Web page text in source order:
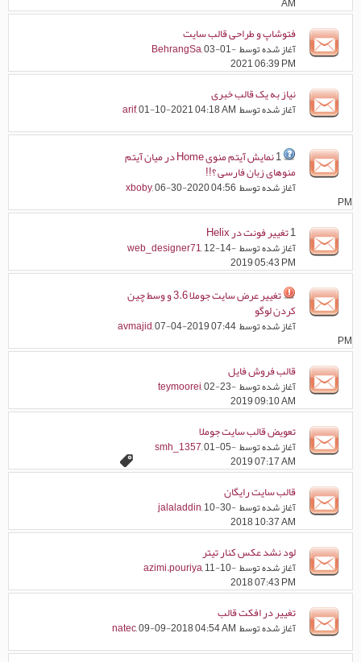
فتوشاپ و طراحی قالب سایت
آغاز شده توسط BehrangSa, 03-01-
2021 06:39 PM
نیاز به یک قالب خبری
آغاز شده توسط arif, 01-10-2021 04:18 AM
1 نمایش آیتم منوی Home در میان آیتم
منوهای زبان فارسی ؟!!
آغاز شده توسط xboby, 06-30-2020 04:56
PM
1تغییر فونت در Helix
آغاز شده توسط web_designer71, 12-14-
2019 05:43 PM
تغییر عرض سایت جوملا 3.6 و وسط چین
کردن لوگو
آغاز شده توسط avmajid, 07-04-2019 07:44
PM
قالب فروش فایل
آغاز شده توسط teymoorei, 02-23-
2019 09:10 AM
تعويض قالب سايت جوملا
آغاز شده توسط smh_1357, 01-05-
2019 07:17 AM
قالب سایت رایگان
آغاز شده توسط jalaladdin, 10-30-
2018 10:37 AM
لود نشد عکس کنار تیتر
آغاز شده توسط azimi.pouriya, 11-10-
2018 07:43 PM
تغییر در افکت قالب
آغاز شده توسط natec, 09-09-2018 04:54 AM